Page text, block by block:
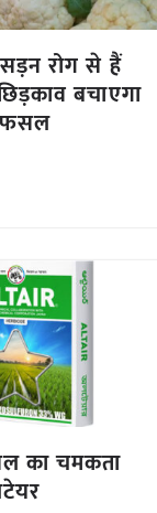
रोग से हैं
बचाएगा
फसल
का चमकता